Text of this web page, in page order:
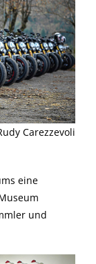
Carezzevoli
eine
und